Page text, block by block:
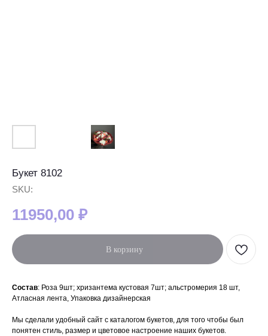
Букет 8102
SKU:
11950,00 ₽
В корзину
Состав: Роза 9шт; хризантема кустовая 7шт; альстромерия 18 шт,
Атласная лента, Упаковка дизайнерская
Мы сделали удобный сайт с каталогом букетов, для того чтобы был
понятен стиль, размер и цветовое настроение наших букетов.